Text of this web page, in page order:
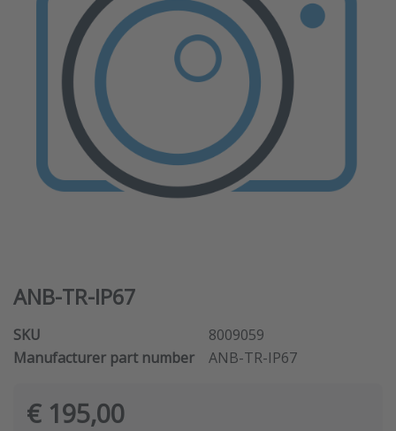
ANB-TR-IP67
SKU
8009059
Manufacturer part number
ANB-TR-IP67
€ 195,00